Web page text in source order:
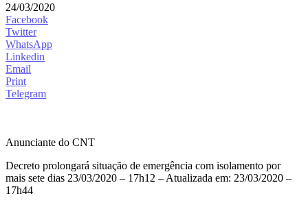
24/03/2020
Facebook
Twitter
WhatsApp
Linkedin
Email
Print
Telegram
Anunciante do CNT
Decreto prolongará situação de emergência com isolamento por
mais sete dias 23/03/2020 – 17h12 – Atualizada em: 23/03/2020 –
17h44